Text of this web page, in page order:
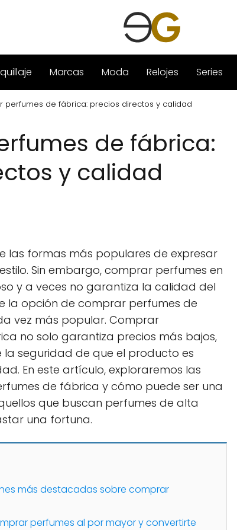
Marcas Moda Relojes Series
perfumes de fábrica: precios directos y calidad
de fábrica:
y calidad
las formas más populares de expresar
Sin embargo, comprar perfumes en
y a veces no garantiza la calidad del
la opción de comprar perfumes de
vez más popular. Comprar
no solo garantiza precios más bajos,
seguridad de que el producto es
En este artículo, exploraremos las
de fábrica y cómo puede ser una
que buscan perfumes de alta
una fortuna.
más destacadas sobre comprar
perfumes al por mayor y convertirte